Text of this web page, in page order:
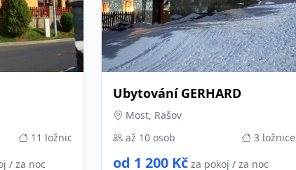
11 ložnic
/ za noc
Ubytování GERHARD
Most, Rašov
až 10 osob
3 ložnice
od 1 200 Kč za pokoj / za noc